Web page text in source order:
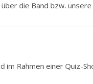
die Band bzw.
im Rahmen einer Quiz-